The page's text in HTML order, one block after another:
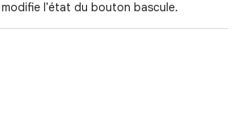
modifie l'état du bouton bascule.